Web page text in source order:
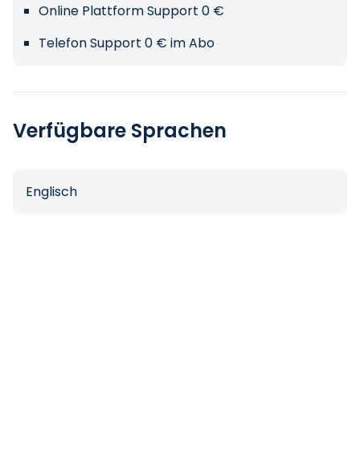
Online Plattform Support 0 €
Telefon Support 0 € im Abo
Verfügbare Sprachen
Englisch